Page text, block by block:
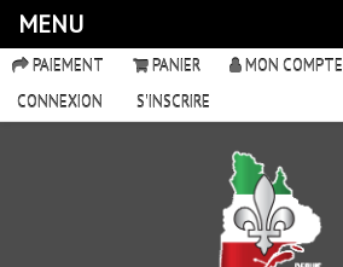
MENU
PAIEMENT PANIER
MON COMPTE
CONNEXION
S'INSCRIRE